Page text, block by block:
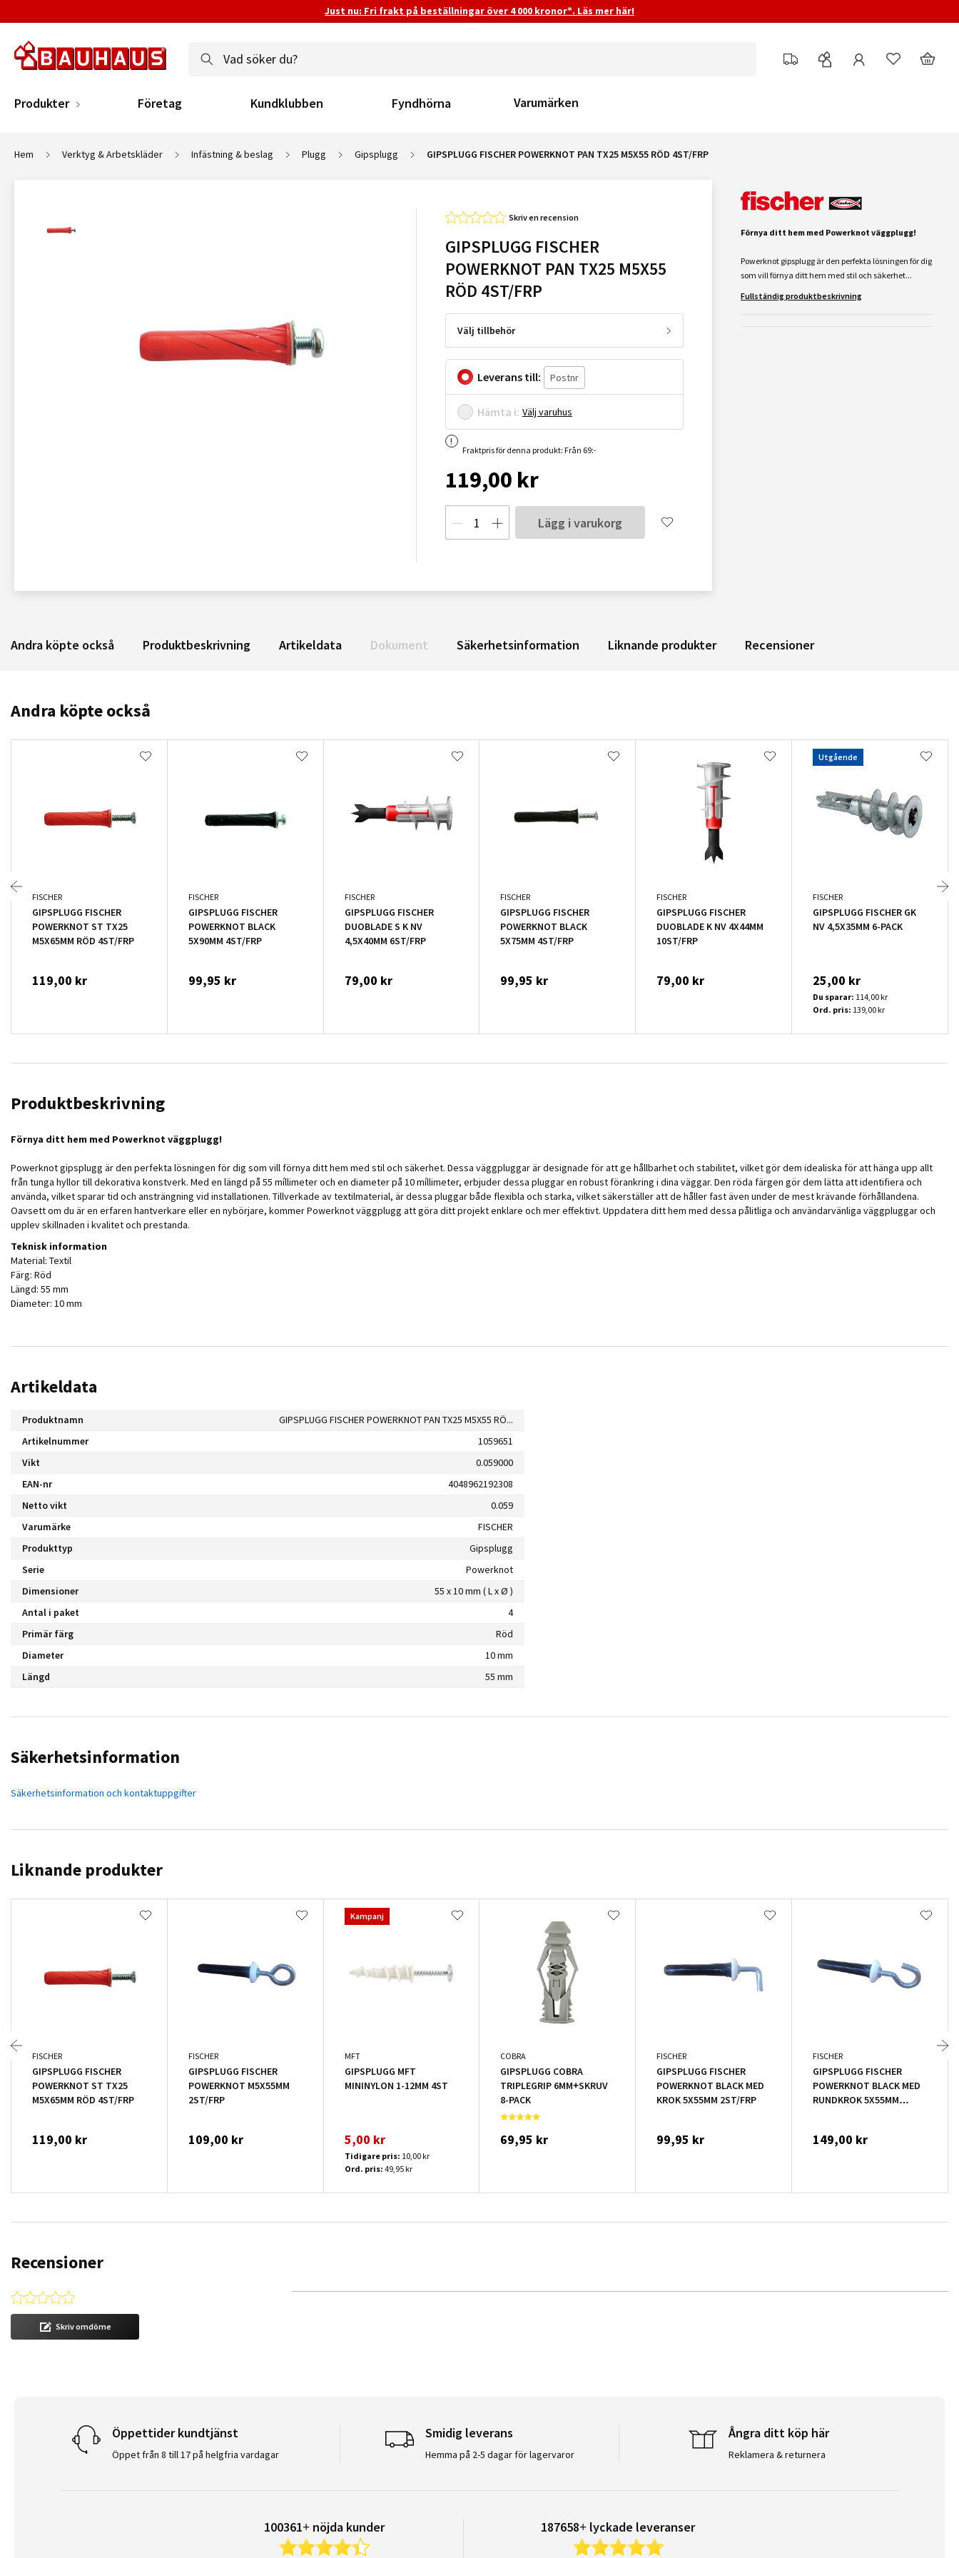
Just nu: Fri frakt på beställningar över 4 000 kronor*. Läs mer här!
Produkter Företag Kundklubben Fyndhörna Varumärken
Hem Verktyg & Arbetskläder Infästning & beslag Plugg Gipsplugg GIPSPLUGG FISCHER POWERKNOT PAN TX25 M5X55 RÖD 4ST/FRP
Skriv en recension
GIPSPLUGG FISCHER
POWERKNOT PAN TX25 M5X55
RÖD 4ST/FRP
Välj tillbehör
Leverans till:
Hämta i: Välj varuhus
Fraktpris för denna produkt: Från 69:-
119,00 kr
Lägg i varukorg
Förnya ditt hem med Powerknot väggplugg!
Powerknot gipsplugg är den perfekta lösningen för dig
som vill förnya ditt hem med stil och säkerhet...
Fullständig produktbeskrivning
Andra köpte också Produktbeskrivning Artikeldata Dokument Säkerhetsinformation Liknande produkter Recensioner
Andra köpte också
FISCHER
GIPSPLUGG FISCHER
POWERKNOT ST TX25
M5X65MM RÖD 4ST/FRP
119,00 kr
FISCHER
GIPSPLUGG FISCHER
POWERKNOT BLACK
5X90MM 4ST/FRP
99,95 kr
FISCHER
GIPSPLUGG FISCHER
DUOBLADE S K NV
4,5X40MM 6ST/FRP
79,00 kr
FISCHER
GIPSPLUGG FISCHER
POWERKNOT BLACK
5X75MM 4ST/FRP
99,95 kr
FISCHER
GIPSPLUGG FISCHER
DUOBLADE K NV 4X44MM
10ST/FRP
79,00 kr
Utgående
FISCHER
GIPSPLUGG FISCHER GK
NV 4,5X35MM 6-PACK
25,00 kr
Du sparar: 114,00 kr
Ord. pris: 139,00 kr
Produktbeskrivning
Förnya ditt hem med Powerknot väggplugg!
Powerknot gipsplugg är den perfekta lösningen för dig som vill förnya ditt hem med stil och säkerhet. Dessa väggpluggar är designade för att ge hållbarhet och stabilitet, vilket gör dem idealiska för att hänga upp allt
från tunga hyllor till dekorativa konstverk. Med en längd på 55 míllimeter och en diameter på 10 míllimeter, erbjuder dessa pluggar en robust förankring i dina väggar. Den röda färgen gör dem lätta att identifiera och
använda, vilket sparar tid och ansträngning vid installationen. Tillverkade av textilmaterial, är dessa pluggar både flexibla och starka, vilket säkerställer att de håller fast även under de mest krävande förhållandena.
Oavsett om du är en erfaren hantverkare eller en nybörjare, kommer Powerknot väggplugg att göra ditt projekt enklare och mer effektivt. Uppdatera ditt hem med dessa pålitliga och användarvänliga väggpluggar och
upplev skillnaden i kvalitet och prestanda.
Teknisk information
Material: Textil
Färg: Röd
Längd: 55 mm
Diameter: 10 mm
Artikeldata
Produktnamn
GIPSPLUGG FISCHER POWERKNOT PAN TX25 M5X55 RÖD 4ST/FRP
Artikelnummer
1059651
Vikt
0.059000
EAN-nr
4048962192308
Netto vikt
0.059
Varumärke
FISCHER
Produkttyp
Gipsplugg
Serie
Powerknot
Dimensioner
55 x 10 mm ( L x Ø )
Antal i paket
4
Primär färg
Röd
Diameter
10 mm
Längd
55 mm
Säkerhetsinformation
Säkerhetsinformation och kontaktuppgifter
Liknande produkter
FISCHER
GIPSPLUGG FISCHER
POWERKNOT ST TX25
M5X65MM RÖD 4ST/FRP
119,00 kr
FISCHER
GIPSPLUGG FISCHER
POWERKNOT M5X55MM
2ST/FRP
109,00 kr
Kampanj
MFT
GIPSPLUGG MFT
MININYLON 1-12MM 4ST
5,00 kr
Tidigare pris: 10,00 kr
Ord. pris: 49,95 kr
COBRA
GIPSPLUGG COBRA
TRIPLEGRIP 6MM+SKRUV
8-PACK
69,95 kr
FISCHER
GIPSPLUGG FISCHER
POWERKNOT BLACK MED
KROK 5X55MM 2ST/FRP
99,95 kr
FISCHER
GIPSPLUGG FISCHER
POWERKNOT BLACK MED
RUNDKROK 5X55MM
149,00 kr
Recensioner
0.0 star rating
Skriv omdöme
Öppettider kundtjänst
Öppet från 8 till 17 på helgfria vardagar
Smidig leverans
Hemma på 2-5 dagar för lagervaror
Ångra ditt köp här
Reklamera & returnera
100361+ nöjda kunder 187658+ lyckade leveranser